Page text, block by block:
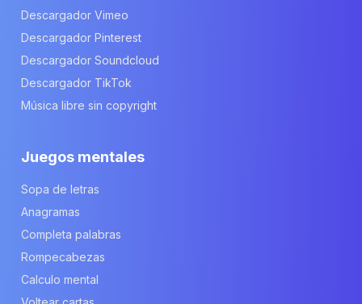
Descargador Vimeo
Descargador Pinterest
Descargador Soundcloud
Descargador TikTok
Música libre sin copyright
Juegos mentales
Sopa de letras
Anagramas
Completa palabras
Rompecabezas
Calculo mental